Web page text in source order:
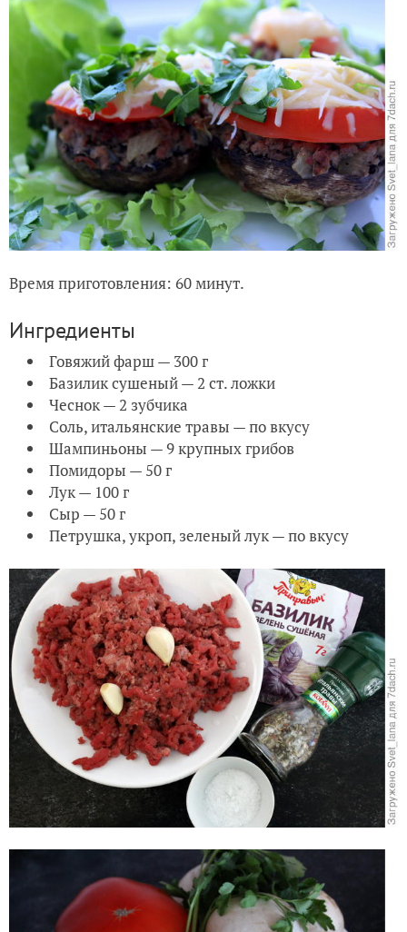
Время приготовления: 60 минут.
Ингредиенты
Говяжий фарш — 300 г
Базилик сушеный — 2 ст. ложки
Чеснок — 2 зубчика
Соль, итальянские травы — по вкусу
Шампиньоны — 9 крупных грибов
Помидоры — 50 г
Лук — 100 г
Сыр — 50 г
Петрушка, укроп, зеленый лук — по вкусу